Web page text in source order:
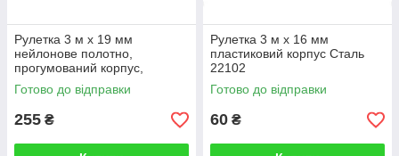
Рулетка 3 м x 19 мм
нейлонове полотно,
прогумований корпус,
автостоп, магніт HAISSER
Готово до відправки
255 ₴
Рулетка 3 м х 16 мм
пластиковий корпус Сталь
22102
Готово до відправки
60 ₴